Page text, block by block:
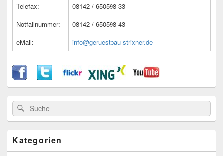
Telefax:
08142 / 650598-33
Notfallnummer:
08142 / 650598-43
eMail:
info@geruestbau-strixner.de
Suche
nach:
Suche
Kategorien